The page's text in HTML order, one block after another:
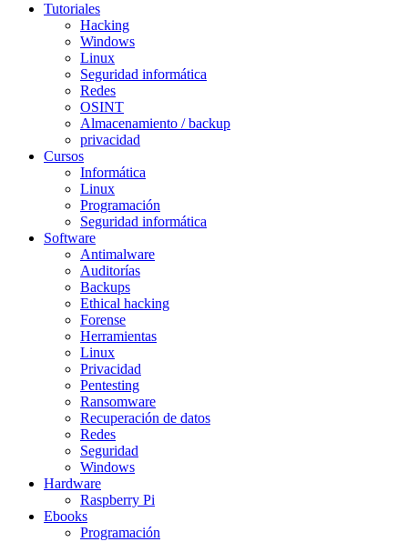
Tutoriales
Hacking
Windows
Linux
Seguridad informática
Redes
OSINT
Almacenamiento / backup
privacidad
Cursos
Informática
Linux
Programación
Seguridad informática
Software
Antimalware
Auditorías
Backups
Ethical hacking
Forense
Herramientas
Linux
Privacidad
Pentesting
Ransomware
Recuperación de datos
Redes
Seguridad
Windows
Hardware
Raspberry Pi
Ebooks
Programación